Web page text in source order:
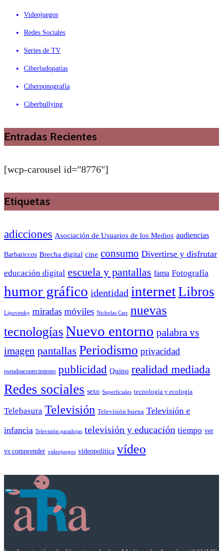
Videojuegos
Redes Sociales
Series de TV
Ciberludopatías
Ciberponografía
Ciberbullying
Entradas Recientes
[wcp-carousel id="8776"]
Etiquetas
adicciones Asociación de Usuarios de los Medios audiencias
Barbariccos Brecha digital cine consumo Divertirse y disfrutar
educación digital escuela y pantallas fama Fotografía
humor gráfico identidad internetLibros
Lipovetsky miradas móviles Nicholas Carr nuevas
tecnologíasNuevo entorno palabra vs
imagen pantallas Periodismo privacidad
pseudoacontecimiento publicidad Quino realidad mediada
Redes sociales sexo Superficiales tecnología y ecología
Telebasura Televisión Televisión buena Televisión e
infancia Televisión paradojas televisión y educación tiempo ver
vs comprender videojuegos videopolítica vídeo